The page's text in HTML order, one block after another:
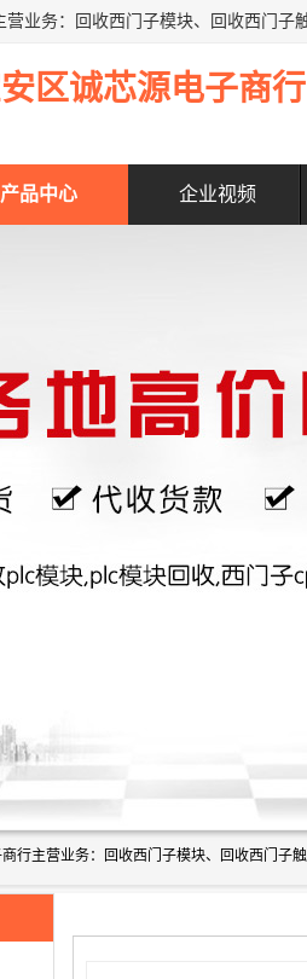
区诚芯源电子商行
产品中心 企业视频